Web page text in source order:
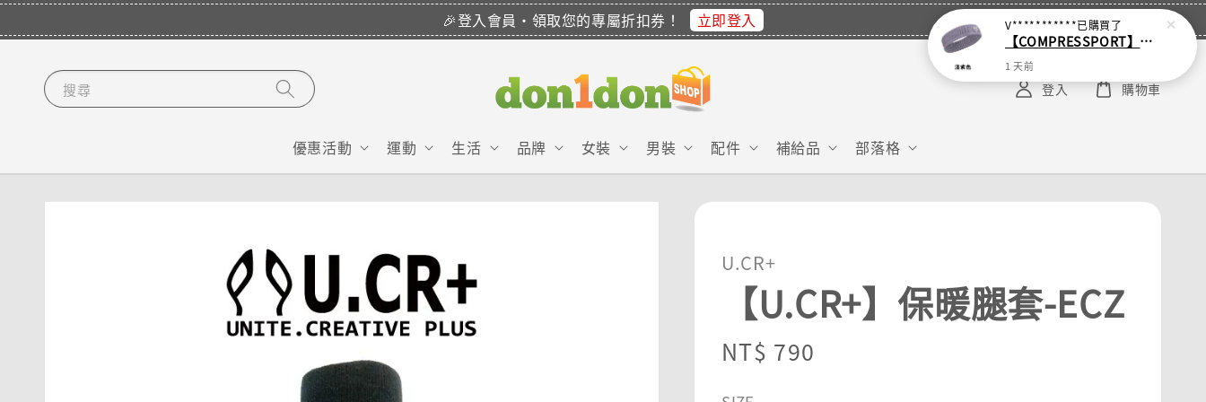
🎉登入會員・領取您的專屬折扣券！ 立即登入
搜尋
優惠活動 運動 生活 品牌 女裝 男裝 配件 補給品 部落格
登入 購物車
U.CR+
【U.CR+】保暖腿套-ECZ
Regular
NT$ 790
V***********已購買了
【COMPRESSPORT】窄版止汗呼吸頭帶2.0_【零碼】
1 天前